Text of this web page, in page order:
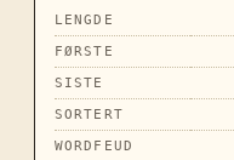
LENGDE
FØRSTE
SISTE
SORTERT
WORDFEUD